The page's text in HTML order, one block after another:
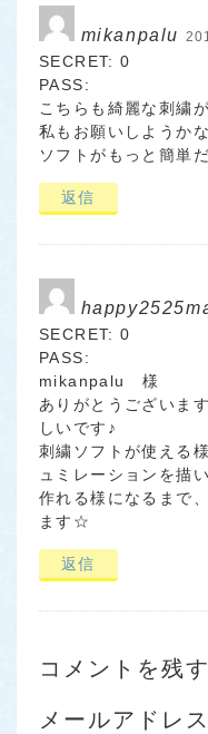
mikanpalu
SECRET: 0
PASS:
こちらも綺麗な刺繍
私もお願いしようか
ソフトがもっと簡単
返信
SECRET: 0
PASS:
mikanpalu 様
ありがとうございま
しいです♪
刺繍ソフトが使える
ュミレーションを描
作れる様になるまで
ます☆
返信
コメントを残す
メールアドレ